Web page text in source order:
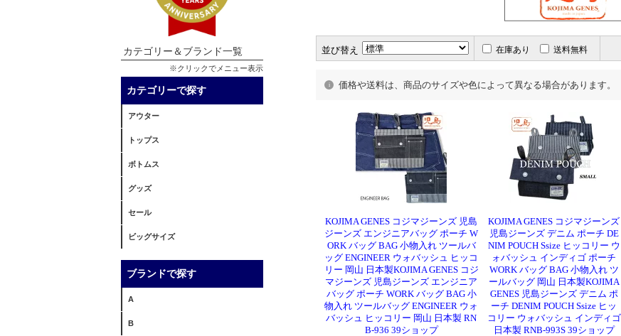
並び替え 在庫あり 送料無料
価格や送料は、商品のサイズや色によって異なる場合があります。
KOJIMA GENES コジマジーンズ 児島
ジーンズ エンジニアバッグ ポーチ W
ORK バッグ BAG 小物入れ ツールバ
ッグ ENGINEER ウォバッシュ ヒッコ
リー 岡山 日本製KOJIMA GENES コジ
マジーンズ 児島ジーンズ エンジニア
バッグ ポーチ WORK バッグ BAG 小
物入れ ツールバッグ ENGINEER ウォ
バッシュ ヒッコリー 岡山 日本製 RN
B-936 39ショップ
KOJIMA GENES コジマジーンズ
児島ジーンズ デニム ポーチ DE
NIM POUCH Ssize ヒッコリー ウ
ォバッシュ インディゴ ポーチ
WORK バッグ BAG 小物入れ ツ
ールバッグ 岡山 日本製KOJIMA
GENES 児島ジーンズ デニム ポ
ーチ DENIM POUCH Ssize ヒッ
コリー ウォバッシュ インディゴ
日本製 RNB-993S 39ショップ